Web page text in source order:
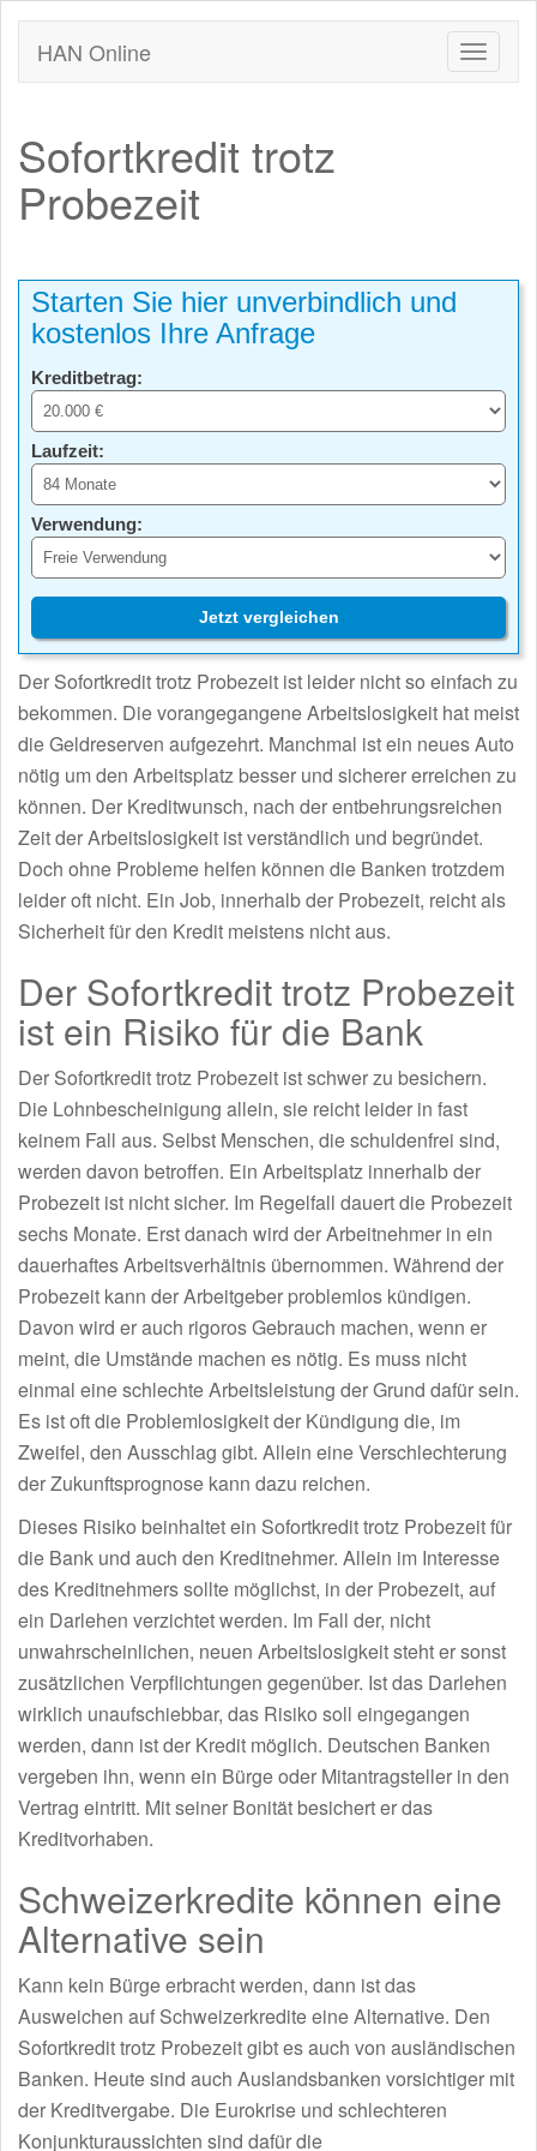
HAN Online
Sofortkredit trotz
Probezeit
Starten Sie hier unverbindlich und
kostenlos Ihre Anfrage
Kreditbetrag:
Laufzeit:
Verwendung:
Jetzt vergleichen
Der Sofortkredit trotz Probezeit ist leider nicht so einfach zu
bekommen. Die vorangegangene Arbeitslosigkeit hat meist
die Geldreserven aufgezehrt. Manchmal ist ein neues Auto
nötig um den Arbeitsplatz besser und sicherer erreichen zu
können. Der Kreditwunsch, nach der entbehrungsreichen
Zeit der Arbeitslosigkeit ist verständlich und begründet.
Doch ohne Probleme helfen können die Banken trotzdem
leider oft nicht. Ein Job, innerhalb der Probezeit, reicht als
Sicherheit für den Kredit meistens nicht aus.
Der Sofortkredit trotz Probezeit
ist ein Risiko für die Bank
Der Sofortkredit trotz Probezeit ist schwer zu besichern.
Die Lohnbescheinigung allein, sie reicht leider in fast
keinem Fall aus. Selbst Menschen, die schuldenfrei sind,
werden davon betroffen. Ein Arbeitsplatz innerhalb der
Probezeit ist nicht sicher. Im Regelfall dauert die Probezeit
sechs Monate. Erst danach wird der Arbeitnehmer in ein
dauerhaftes Arbeitsverhältnis übernommen. Während der
Probezeit kann der Arbeitgeber problemlos kündigen.
Davon wird er auch rigoros Gebrauch machen, wenn er
meint, die Umstände machen es nötig. Es muss nicht
einmal eine schlechte Arbeitsleistung der Grund dafür sein.
Es ist oft die Problemlosigkeit der Kündigung die, im
Zweifel, den Ausschlag gibt. Allein eine Verschlechterung
der Zukunftsprognose kann dazu reichen.
Dieses Risiko beinhaltet ein Sofortkredit trotz Probezeit für
die Bank und auch den Kreditnehmer. Allein im Interesse
des Kreditnehmers sollte möglichst, in der Probezeit, auf
ein Darlehen verzichtet werden. Im Fall der, nicht
unwahrscheinlichen, neuen Arbeitslosigkeit steht er sonst
zusätzlichen Verpflichtungen gegenüber. Ist das Darlehen
wirklich unaufschiebbar, das Risiko soll eingegangen
werden, dann ist der Kredit möglich. Deutschen Banken
vergeben ihn, wenn ein Bürge oder Mitantragsteller in den
Vertrag eintritt. Mit seiner Bonität besichert er das
Kreditvorhaben.
Schweizerkredite können eine
Alternative sein
Kann kein Bürge erbracht werden, dann ist das
Ausweichen auf Schweizerkredite eine Alternative. Den
Sofortkredit trotz Probezeit gibt es auch von ausländischen
Banken. Heute sind auch Auslandsbanken vorsichtiger mit
der Kreditvergabe. Die Eurokrise und schlechteren
Konjunkturaussichten sind dafür die